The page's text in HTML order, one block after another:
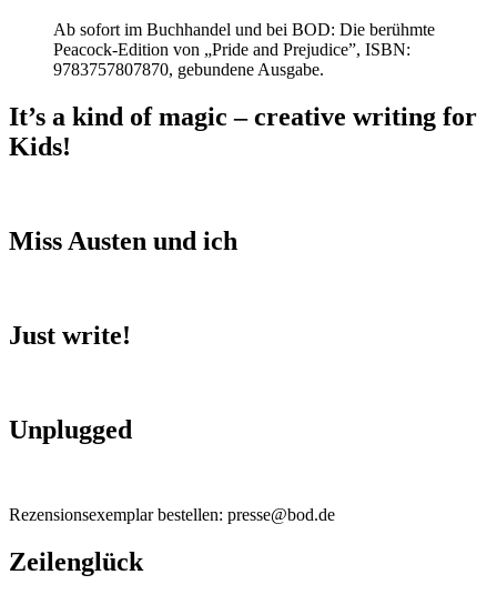
Ab sofort im Buchhandel und bei BOD: Die berühmte
Peacock-Edition von „Pride and Prejudice”, ISBN:
9783757807870, gebundene Ausgabe.
It’s a kind of magic – creative writing for
Kids!
Miss Austen und ich
Just write!
Unplugged
Rezensionsexemplar bestellen: presse@bod.de
Zeilenglück